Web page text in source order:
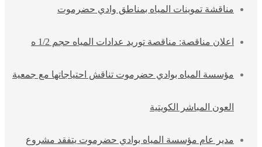
مناقشة تموينات المياه بمناطق وادي حضرموت
اعلان مناقصة: مناقصة توريد عدادات المياه حجم 1/2 ه
مؤسسة المياه بوادي حضرموت تناقش احتياجاتها مع جمعية
العون المباشر الكويتية
مدير عام مؤسسة المياه بوادي حضرموت يتفقد مشروع